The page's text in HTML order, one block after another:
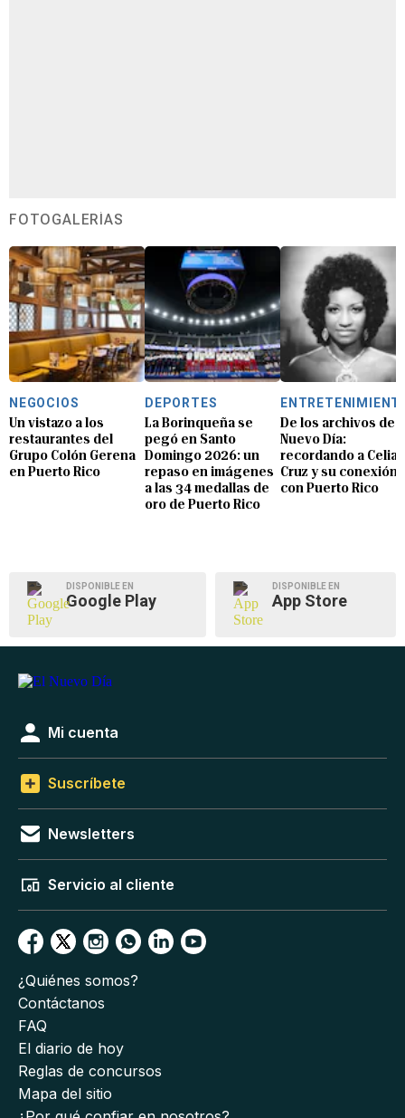
FOTOGALERÍAS
NEGOCIOS
Un vistazo a los
restaurantes del
Grupo Colón Gerena
en Puerto Rico
DEPORTES
La Borinqueña se
pegó en Santo
Domingo 2026: un
repaso en imágenes
a las 34 medallas de
oro de Puerto Rico
De los archivos de
Nuevo Día:
recordando a Celia
Cruz y su conexión
con Puerto Rico
DISPONIBLE EN
Google Play
DISPONIBLE EN
App Store
Mi cuenta
Suscríbete
Newsletters
Servicio al cliente
¿Quiénes somos?
Contáctanos
FAQ
El diario de hoy
Reglas de concursos
Mapa del sitio